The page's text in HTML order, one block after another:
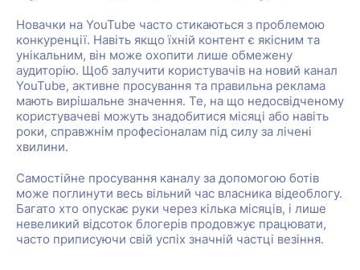
Новачки на YouTube часто стикаються з проблемою
конкуренції. Навіть якщо їхній контент є якісним та
унікальним, він може охопити лише обмежену
аудиторію. Щоб залучити користувачів на новий канал
YouTube, активне просування та правильна реклама
мають вирішальне значення. Те, на що недосвідченому
користувачеві можуть знадобитися місяці або навіть
роки, справжнім професіоналам під силу за лічені
хвилини.
Самостійне просування каналу за допомогою ботів
може поглинути весь вільний час власника відеоблогу.
Багато хто опускає руки через кілька місяців, і лише
невеликий відсоток блогерів продовжує працювати,
часто приписуючи свій успіх значній частці везіння.